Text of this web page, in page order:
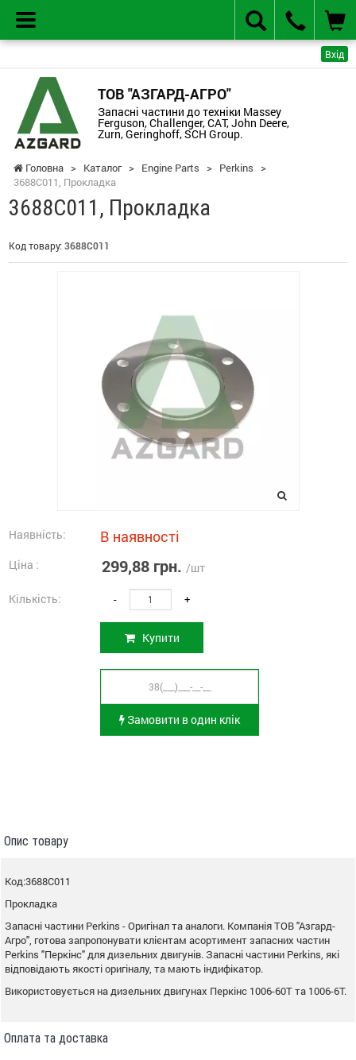
Вхід
ТОВ "АЗГАРД-АГРО"
Запасні частини до техніки Massey
Ferguson, Challenger, CAT, John Deere,
Zurn, Geringhoff, SCH Group.
Головна > Каталог > Engine Parts > Perkins
>
3688C011, Прокладка
3688C011, Прокладка
Код товару: 3688C011
Наявність: В наявності
Ціна : 299,88 грн. /шт
Кількість: - +
Купити
Замовити в один клік
Опис товару
Код:3688C011
Прокладка
Запасні частини Perkins - Оригінал та аналоги. Компанія ТОВ "Азгард-
Агро", готова запропонувати клієнтам асортимент запасних частин
Perkins "Перкінс" для дизельних двигунів. Запасні частини Perkins, які
відповідають якості оригіналу, та мають індифікатор.
Використовується на дизельних двигунах Перкінс 1006-60T та 1006-6T.
Оплата та доставка